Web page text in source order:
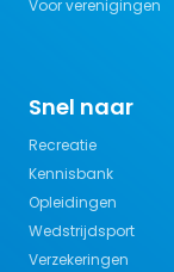
Voor verenigingen
Snel naar
Recreatie
Kennisbank
Opleidingen
Wedstrijdsport
Verzekeringen